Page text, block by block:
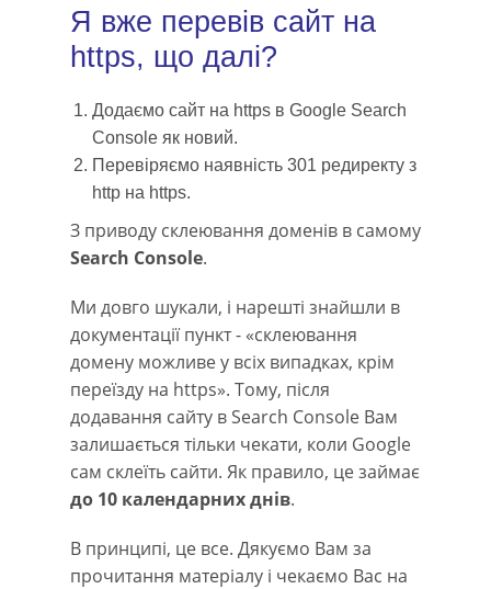
Я вже перевів сайт на
https, що далі?
Додаємо сайт на https в Google Search
Console як новий.
Перевіряємо наявність 301 редиректу з
http на https.
З приводу склеювання доменів в самому
Search Console.
Ми довго шукали, і нарешті знайшли в
документації пункт - «склеювання
домену можливе у всіх випадках, крім
переїзду на https». Тому, після
додавання сайту в Search Console Вам
залишається тільки чекати, коли Google
сам склеїть сайти. Як правило, це займає
до 10 календарних днів.
В принципі, це все. Дякуємо Вам за
прочитання матеріалу і чекаємо Вас на